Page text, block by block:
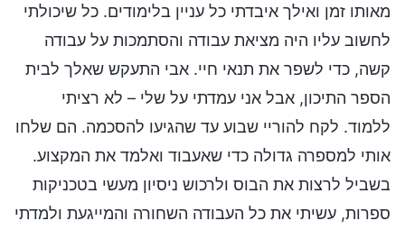
מאותו זמן ואילך איבדתי כל עניין בלימודים. כל שיכולתי
לחשוב עליו היה מציאת עבודה והסתמכות על עבודה
קשה, כדי לשפר את תנאי חיי. אבי התעקש שאלך לבית
הספר התיכון, אבל אני עמדתי על שלי – לא רציתי
ללמוד. לקח להוריי שבוע עד שהגיעו להסכמה. הם שלחו
אותי למספרה גדולה כדי שאעבוד ואלמד את המקצוע.
בשביל לרצות את הבוס ולרכוש ניסיון מעשי בטכניקות
ספרות, עשיתי את כל העבודה השחורה והמייגעת ולמדתי